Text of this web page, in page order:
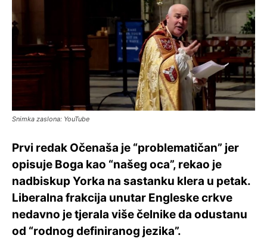
Snimka zaslona: YouTube
Prvi redak Očenaša je “problematičan” jer
opisuje Boga kao “našeg oca”, rekao je
nadbiskup Yorka na sastanku klera u petak.
Liberalna frakcija unutar Engleske crkve
nedavno je tjerala više čelnike da odustanu
od “rodnog definiranog jezika”.